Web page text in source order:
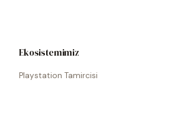
Ekosistemimiz
Playstation Tamircisi